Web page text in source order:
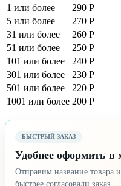
1 или более
290 Р
5 или более
270 Р
31 или более
260 Р
51 или более
250 Р
101 или более
240 Р
301 или более
230 Р
501 или более
220 Р
1001 или более 200 Р
БЫСТРЫЙ ЗАКАЗ
Удобнее оформить в
Отправим название товара
быстрее согласовали заказ.